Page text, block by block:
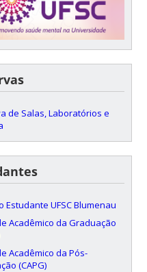
de Salas, Laboratórios e
Estudante UFSC Blumenau
Acadêmico da Graduação
Acadêmico da Pós-
(CAPG)